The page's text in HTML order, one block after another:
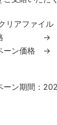
リアファイ
格 → 基
ーン価格 →
ーン期間：